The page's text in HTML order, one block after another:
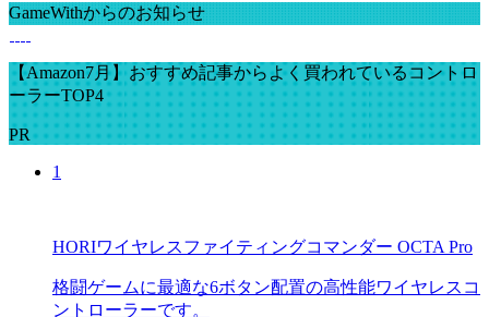
GameWithからのお知らせ
【Amazon7月】おすすめ記事からよく買われているコントロ
ーラーTOP4
PR
1
HORIワイヤレスファイティングコマンダー OCTA Pro
格闘ゲームに最適な6ボタン配置の高性能ワイヤレスコ
ントローラーです。